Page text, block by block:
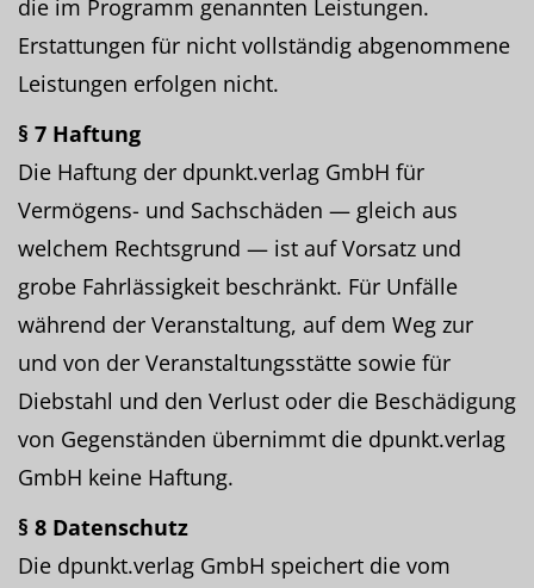
die im Programm genannten Leistungen.
Erstattungen für nicht vollständig abgenommene
Leistungen erfolgen nicht.
§ 7 Haftung
Die Haftung der dpunkt.verlag GmbH für
Vermögens- und Sachschäden — gleich aus
welchem Rechtsgrund — ist auf Vorsatz und
grobe Fahrlässigkeit beschränkt. Für Unfälle
während der Veranstaltung, auf dem Weg zur
und von der Veranstaltungsstätte sowie für
Diebstahl und den Verlust oder die Beschädigung
von Gegenständen übernimmt die dpunkt.verlag
GmbH keine Haftung.
§ 8 Datenschutz
Die dpunkt.verlag GmbH speichert die vom